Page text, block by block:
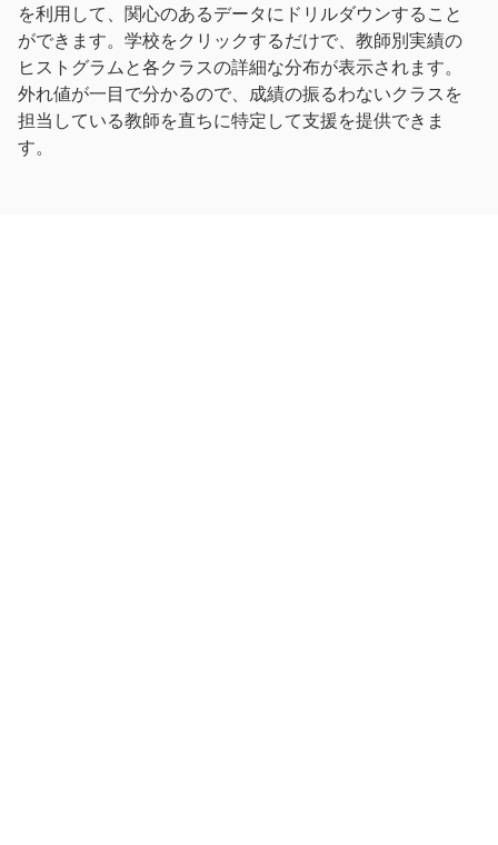
を利用して、関心のあるデータにドリルダウンすること
ができます。学校をクリックするだけで、教師別実績の
ヒストグラムと各クラスの詳細な分布が表示されます。
外れ値が一目で分かるので、成績の振るわないクラスを
担当している教師を直ちに特定して支援を提供できま
す。